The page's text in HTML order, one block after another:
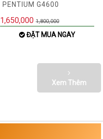
PENTIUM G4600
1,650,000 1,800,000
ĐẶT MUA NGAY
Xem Thêm